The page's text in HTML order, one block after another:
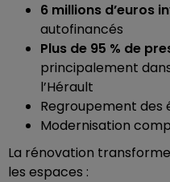
6 millions d’euros
autofinancés
Plus de 95 % de
principalement
l’Hérault
Regroupement des
Modernisation
La rénovation
les espaces :